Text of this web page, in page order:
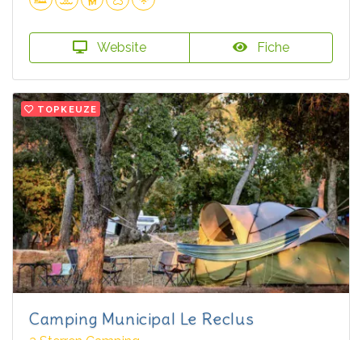
Website Fiche
TOPKEUZE
Camping Municipal Le Reclus